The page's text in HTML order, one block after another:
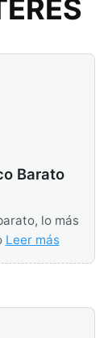
que los
Barato
lo más
Leer más